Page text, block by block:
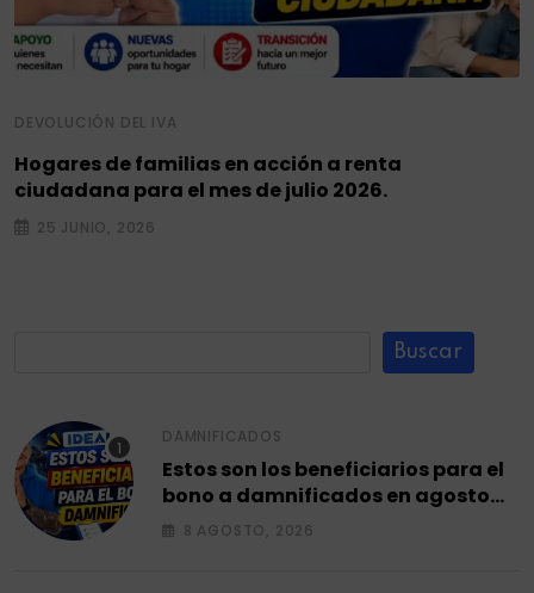
DEVOLUCIÓN DEL IVA
Hogares de familias en acción a renta
ciudadana para el mes de julio 2026.
25 JUNIO, 2026
Buscar
DAMNIFICADOS
Estos son los beneficiarios para el
bono a damnificados en agosto
2026.
8 AGOSTO, 2026